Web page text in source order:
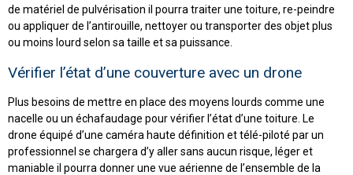
de matériel de pulvérisation il pourra traiter une toiture, re-peindre
ou appliquer de l’antirouille, nettoyer ou transporter des objet plus
ou moins lourd selon sa taille et sa puissance.
Vérifier l’état d’une couverture avec un drone
Plus besoins de mettre en place des moyens lourds comme une
nacelle ou un échafaudage pour vérifier l’état d’une toiture. Le
drone équipé d’une caméra haute définition et télé-piloté par un
professionnel se chargera d’y aller sans aucun risque, léger et
maniable il pourra donner une vue aérienne de l’ensemble de la